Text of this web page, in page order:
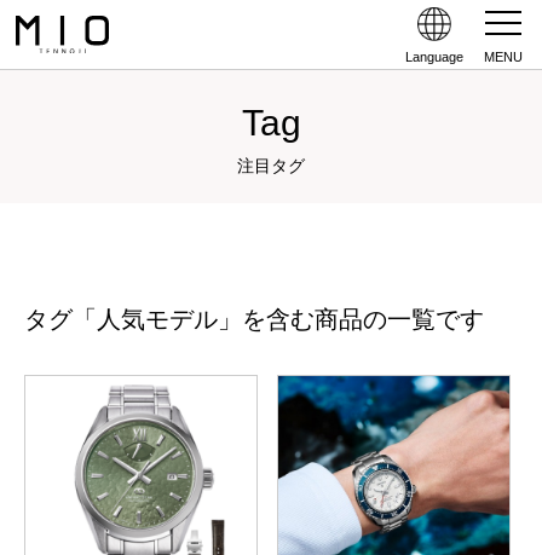
Language MENU
Tag
注目タグ
タグ「人気モデル」を含む商品の一覧です